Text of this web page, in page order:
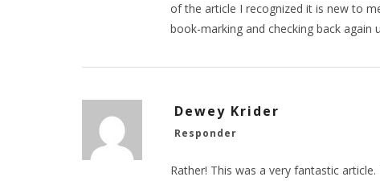
of the article I recognized it is new to
book-marking and checking back again
Dewey Krider
Responder
Rather! This was a very fantastic